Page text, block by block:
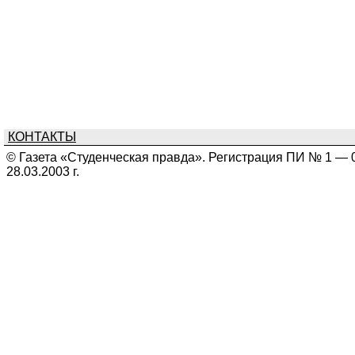
КОНТАКТЫ
© Газета «Студенческая правда». Регистрация ПИ № 1 —
28.03.2003 г.